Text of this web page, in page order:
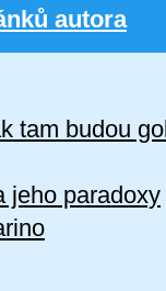
autora
tam budou
jeho paradoxy